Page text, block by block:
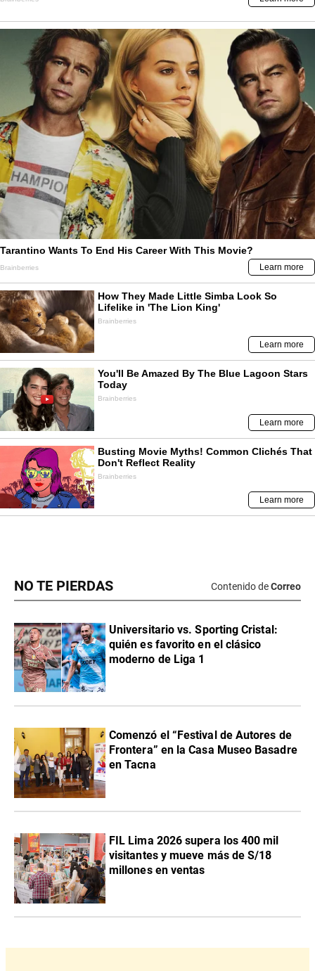
NO TE PIERDAS Contenido deCorreo
Universitario vs. Sporting Cristal:
quién es favorito en el clásico
moderno de Liga 1
Comenzó el “Festival de Autores de
Frontera” en la Casa Museo Basadre
en Tacna
FIL Lima 2026 supera los 400 mil
visitantes y mueve más de S/18
millones en ventas